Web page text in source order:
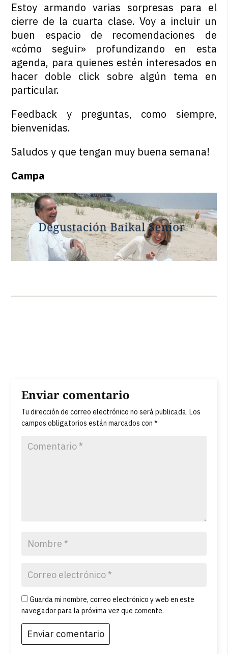
Estoy armando varias sorpresas para el
cierre de la cuarta clase. Voy a incluir un
buen espacio de recomendaciones de
«cómo seguir» profundizando en esta
agenda, para quienes estén interesados en
hacer doble click sobre algún tema en
particular.
Feedback y preguntas, como siempre,
bienvenidas.
Saludos y que tengan muy buena semana!
Campa
Enviar comentario
Tu dirección de correo electrónico no será publicada. Los
campos obligatorios están marcados con*
Guarda mi nombre, correo electrónico y web en este
navegador para la próxima vez que comente.